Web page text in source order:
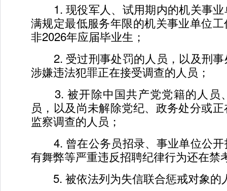
1. 现役军人、试用期内的机关事业
满规定最低服务年限的机关事业单位
非2026年应届毕业生；
2. 受过刑事处罚的人员，以及刑事
涉嫌违法犯罪正在接受调查的人员；
3. 被开除中国共产党党籍的人员
员，以及尚未解除党纪、政务处分或
监察调查的人员；
4. 曾在公务员招录、事业单位公开
有舞弊等严重违反招聘纪律行为还在禁
5. 被依法列为失信联合惩戒对象的